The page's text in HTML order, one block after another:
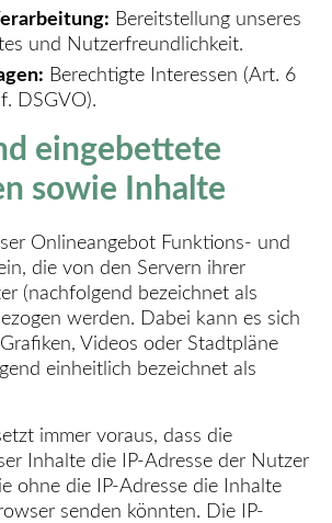
Bereitstellung unseres
und Nutzerfreundlichkeit.
Berechtigte Interessen (Art. 6
DSGVO).
eingebettete
sowie Inhalte
Onlineangebot Funktions- und
die von den Servern ihrer
(nachfolgend bezeichnet als
werden. Dabei kann es sich
Videos oder Stadtpläne
einheitlich bezeichnet als
immer voraus, dass die
Inhalte die IP-Adresse der Nutzer
ohne die IP-Adresse die Inhalte
senden könnten. Die IP-